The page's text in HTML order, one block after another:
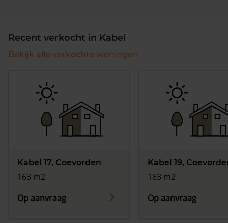
Recent verkocht in Kabel
Bekijk alle verkochte woningen
Kabel 17, Coevorden
163 m2
Op aanvraag
Kabel 19,
163 m2
Op aanvraag